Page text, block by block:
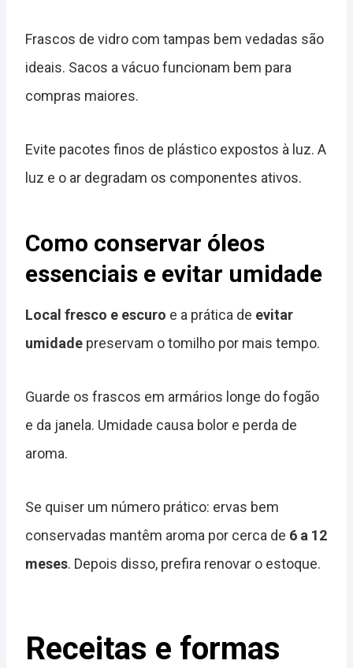
Frascos de vidro com tampas bem vedadas são
ideais. Sacos a vácuo funcionam bem para
compras maiores.
Evite pacotes finos de plástico expostos à luz. A
luz e o ar degradam os componentes ativos.
Como conservar óleos
essenciais e evitar umidade
Local fresco e escuro e a prática de evitar
umidade preservam o tomilho por mais tempo.
Guarde os frascos em armários longe do fogão
e da janela. Umidade causa bolor e perda de
aroma.
Se quiser um número prático: ervas bem
conservadas mantêm aroma por cerca de 6 a 12
meses. Depois disso, prefira renovar o estoque.
Receitas e formas